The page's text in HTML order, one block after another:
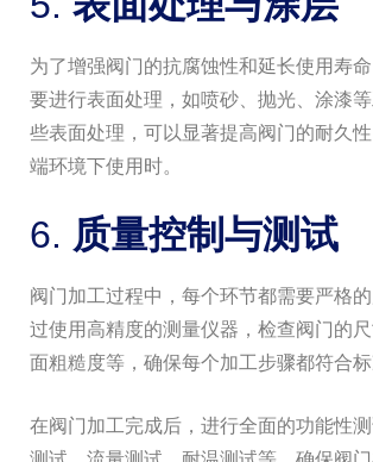
为了增强阀门的抗腐蚀性和延长使用寿
要进行表面处理，如喷砂、抛光、涂漆
些表面处理，可以显著提高阀门的耐久
端环境下使用时。
6. 质量控制与测试
阀门加工过程中，每个环节都需要严格
过使用高精度的测量仪器，检查阀门的
面粗糙度等，确保每个加工步骤都符合标
在阀门加工完成后，进行全面的功能性